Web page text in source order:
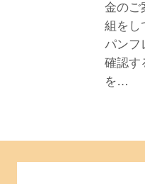
金のご
組をし
パンフ
確認す
を…